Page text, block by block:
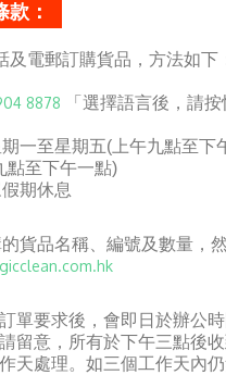
：
及電郵訂購貨品，方法如下
8878 「選擇語言後，請
一至星期五(上午九點至下
點至下午一點)
期休息
貨品名稱、編號及數量，
單要求後，會即日於辦公
留意，所有於下午三點後
天處理。如三個工作天內